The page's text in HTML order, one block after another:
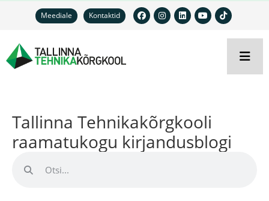
Meediale Kontaktid
Tallinna Tehnikakõrgkooli
raamatukogu kirjandusblogi